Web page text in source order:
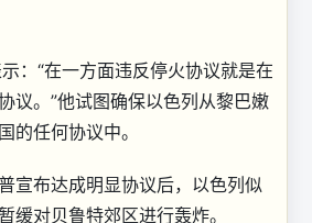
：“在一方面违反停火协议就是在
议。”他试图确保以色列从黎巴嫩
的任何协议中。
宣布达成明显协议后，以色列似
缓对贝鲁特郊区进行轰炸。